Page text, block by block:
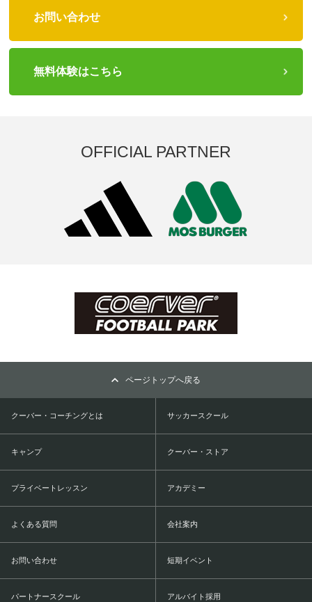
お問い合わせ
無料体験はこちら
OFFICIAL PARTNER
ページトップへ戻る
クーバー・コーチングとは サッカースクール
キャンプ クーバー・ストア
プライベートレッスン アカデミー
よくある質問 会社案内
お問い合わせ 短期イベント
パートナースクール アルバイト採用